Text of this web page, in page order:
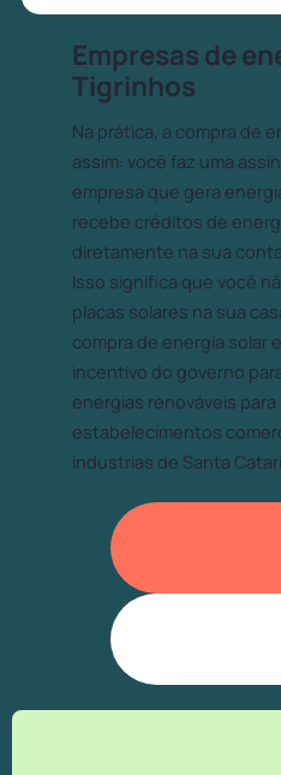
Empresas de
Tigrinhos
Na prática, a compra de
assim: você faz uma
empresa que gera
recebe créditos de
diretamente na sua
Isso significa que você
placas solares na sua
compra de energia solar
incentivo do governo
energias renováveis
estabelecimentos
industrias de Santa